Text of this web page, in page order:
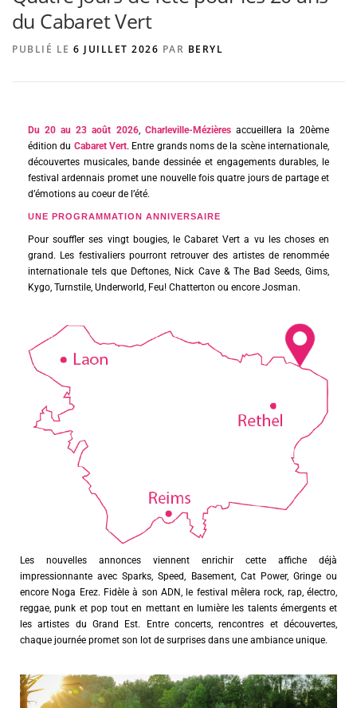
AGENCE DE PUBLICITÉ
du Cabaret Vert
PUBLIÉ LE 6 JUILLET 2026 PAR BERYL
Du 20 au 23 août 2026, Charleville-Mézièresaccueillera la 20ème
édition du Cabaret Vert. Entre grands noms de la scène internationale,
découvertes musicales, bande dessinée et engagements durables, le
festival ardennais promet une nouvelle fois quatre jours de partage et
d’émotions au coeur de l’été.
UNE PROGRAMMATION ANNIVERSAIRE
Pour souffler ses vingt bougies, le Cabaret Vert a vu les choses en
grand. Les festivaliers pourront retrouver des artistes de renommée
internationale tels que Deftones, Nick Cave & The Bad Seeds, Gims,
Kygo, Turnstile, Underworld, Feu! Chatterton ou encore Josman.
Les nouvelles annonces viennent enrichir cette affiche déjà
impressionnante avec Sparks, Speed, Basement, Cat Power, Gringe ou
encore Noga Erez. Fidèle à son ADN, le festival mêlera rock, rap, électro,
reggae, punk et pop tout en mettant en lumière les talents émergents et
les artistes du Grand Est. Entre concerts, rencontres et découvertes,
chaque journée promet son lot de surprises dans une ambiance unique.